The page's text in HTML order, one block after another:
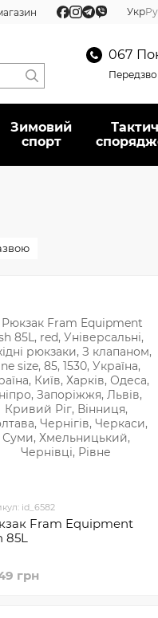
Укр
067
Зимовий
спорт
id_6582
Fram Equipment
85L
грн